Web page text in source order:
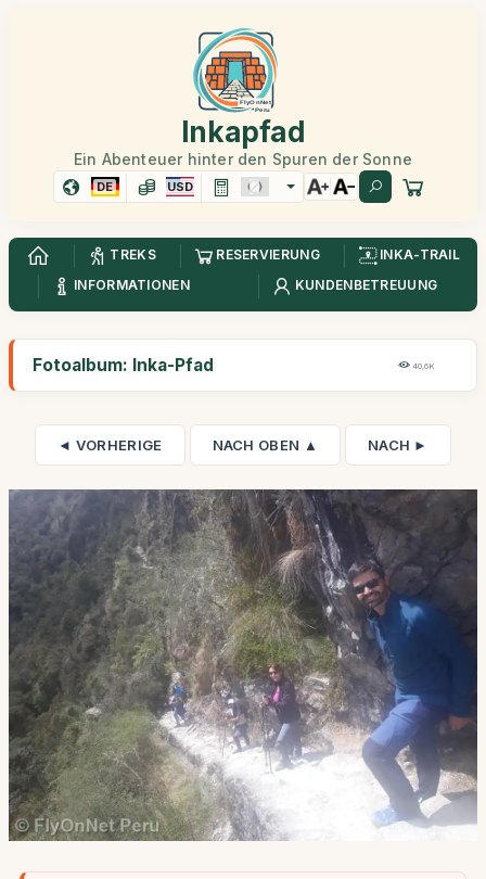
Inkapfad
Ein Abenteuer hinter den Spuren der Sonne
DE USD
TREKS RESERVIERUNG
INKA-TRAIL
INFORMATIONEN
KUNDENBETREUUNG
Fotoalbum: Inka-Pfad 40,6K
◄ VORHERIGE NACH OBEN ▲ NACH ►